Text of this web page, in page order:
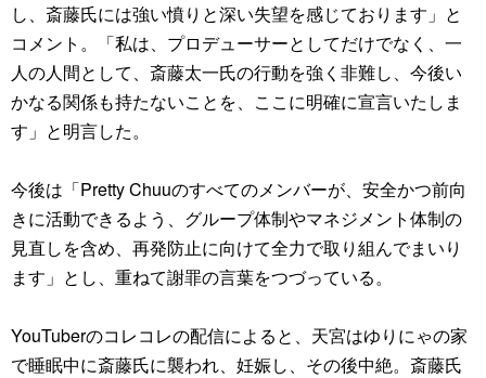
し、斎藤氏には強い憤りと深い失望を感じております」と
コメント。「私は、プロデューサーとしてだけでなく、一
人の人間として、斎藤太一氏の行動を強く非難し、今後い
かなる関係も持たないことを、ここに明確に宣言いたしま
す」と明言した。
今後は「Pretty Chuuのすべてのメンバーが、安全かつ前向
きに活動できるよう、グループ体制やマネジメント体制の
見直しを含め、再発防止に向けて全力で取り組んでまいり
ます」とし、重ねて謝罪の言葉をつづっている。
YouTuberのコレコレの配信によると、天宮はゆりにゃの家
で睡眠中に斎藤氏に襲われ、妊娠し、その後中絶。斎藤氏